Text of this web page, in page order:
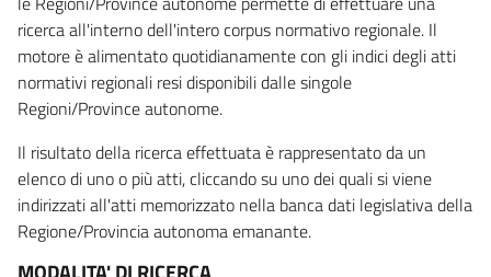
ricerca all'interno dell'intero corpus normativo regionale. Il
motore è alimentato quotidianamente con gli indici degli atti
normativi regionali resi disponibili dalle singole
Regioni/Province autonome.
Il risultato della ricerca effettuata è rappresentato da un
elenco di uno o più atti, cliccando su uno dei quali si viene
indirizzati all'atti memorizzato nella banca dati legislativa della
Regione/Provincia autonoma emanante.